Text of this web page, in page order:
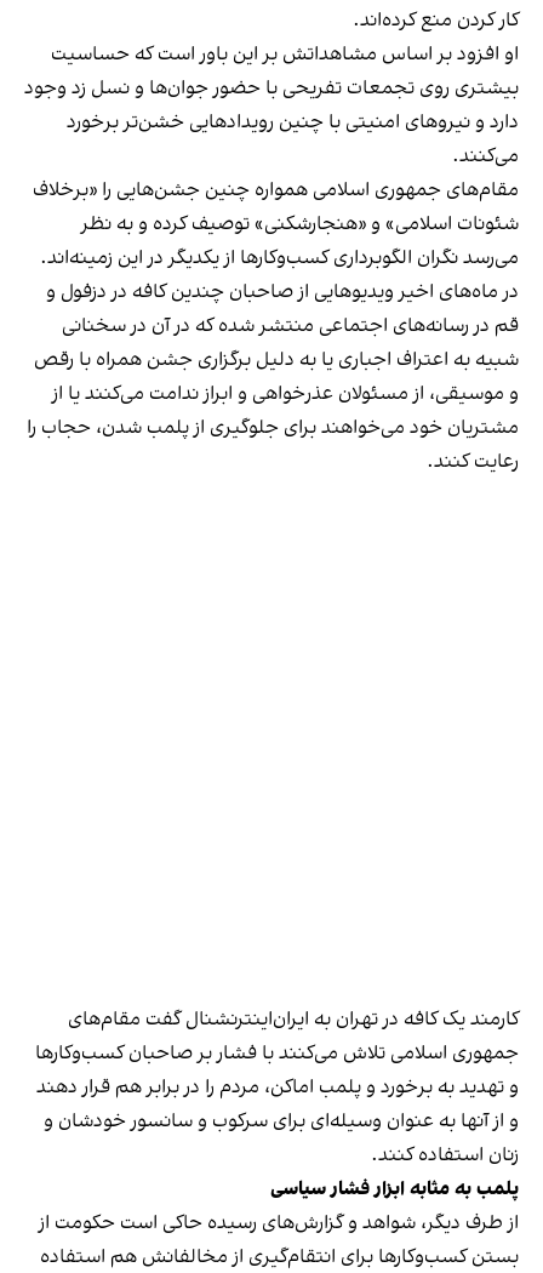
کار کردن منع کرده‌اند.
او افزود بر اساس مشاهداتش بر این باور است که حساسیت
بیشتری روی تجمعات تفریحی با حضور جوان‌ها و نسل زد وجود
دارد و نیروهای امنیتی با چنین رویدادهایی خشن‌تر برخورد
می‌کنند.
مقام‌های جمهوری اسلامی همواره چنین جشن‌هایی را «برخلاف
شئونات اسلامی» و «هنجارشکنی» توصیف کرده و به نظر
می‌رسد نگران الگوبرداری کسب‌وکارها از یکدیگر در این زمینه‌اند.
در ماه‌های اخیر ویدیوهایی از صاحبان چندین کافه در دزفول و
قم در رسانه‌های اجتماعی منتشر شده که در آن در سخنانی
شبیه به اعتراف اجباری یا به دلیل برگزاری جشن همراه با رقص
و موسیقی، از مسئولان عذرخواهی و ابراز ندامت می‌کنند یا از
مشتریان خود می‌خواهند برای جلوگیری از پلمب شدن، حجاب را
رعایت کنند.
کارمند یک کافه در تهران به ایران‌اینترنشنال گفت مقام‌های
جمهوری اسلامی تلاش می‌کنند با فشار بر صاحبان کسب‌وکارها
و تهدید به برخورد و پلمب اماکن، مردم را در برابر هم قرار دهند
و از آنها به عنوان وسیله‌ای برای سرکوب و سانسور خودشان و
زنان استفاده کنند.
پلمب به مثابه ابزار فشار سیاسی
از طرف دیگر، شواهد و گزارش‌های رسیده حاکی است حکومت از
بستن کسب‌وکارها برای انتقام‌گیری از مخالفانش هم استفاده